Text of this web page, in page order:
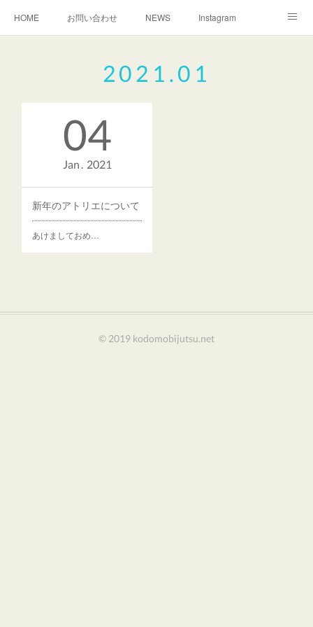
HOME お問い合わせ NEWS Instagram
2021 .01
04
Jan 2021
新年のアトリエについて
あけましておめ…
© 2019 kodomobijutsu.net